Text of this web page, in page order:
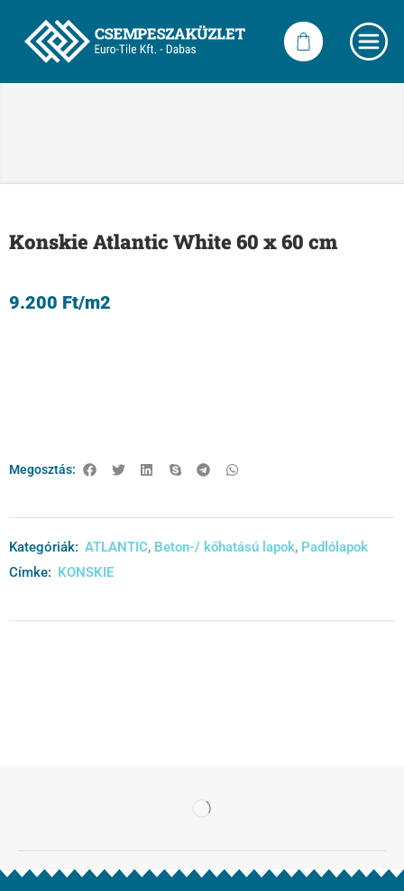
Konskie Atlantic White 60 x 60 cm
9.200 Ft/m2
Megosztás:
Kategóriák: ATLANTIC, Beton-/ kőhatású lapok, Padlólapok
Címke: KONSKIE